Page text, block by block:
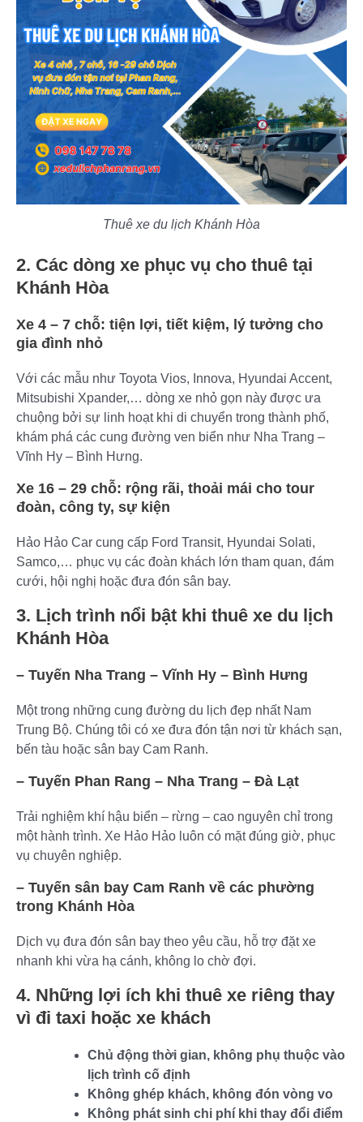
Thuê xe du lịch Khánh Hòa
2. Các dòng xe phục vụ cho thuê tại
Khánh Hòa
Xe 4 – 7 chỗ: tiện lợi, tiết kiệm, lý tưởng cho
gia đình nhỏ
Với các mẫu như Toyota Vios, Innova, Hyundai Accent,
Mitsubishi Xpander,… dòng xe nhỏ gọn này được ưa
chuộng bởi sự linh hoạt khi di chuyển trong thành phố,
khám phá các cung đường ven biển như Nha Trang –
Vĩnh Hy – Bình Hưng.
Xe 16 – 29 chỗ: rộng rãi, thoải mái cho tour
đoàn, công ty, sự kiện
Hảo Hảo Car cung cấp Ford Transit, Hyundai Solati,
Samco,… phục vụ các đoàn khách lớn tham quan, đám
cưới, hội nghị hoặc đưa đón sân bay.
3. Lịch trình nổi bật khi thuê xe du lịch
Khánh Hòa
– Tuyến Nha Trang – Vĩnh Hy – Bình Hưng
Một trong những cung đường du lịch đẹp nhất Nam
Trung Bộ. Chúng tôi có xe đưa đón tận nơi từ khách sạn,
bến tàu hoặc sân bay Cam Ranh.
– Tuyến Phan Rang – Nha Trang – Đà Lạt
Trải nghiệm khí hậu biển – rừng – cao nguyên chỉ trong
một hành trình. Xe Hảo Hảo luôn có mặt đúng giờ, phục
vụ chuyên nghiệp.
– Tuyến sân bay Cam Ranh về các phường
trong Khánh Hòa
Dịch vụ đưa đón sân bay theo yêu cầu, hỗ trợ đặt xe
nhanh khi vừa hạ cánh, không lo chờ đợi.
4. Những lợi ích khi thuê xe riêng thay
vì đi taxi hoặc xe khách
Chủ động thời gian, không phụ thuộc vào
lịch trình cố định
Không ghép khách, không đón vòng vo
Không phát sinh chi phí khi thay đổi điểm